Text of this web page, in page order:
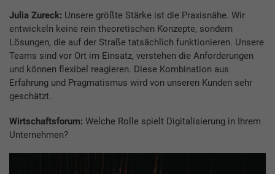
Julia Zureck: Unsere größte Stärke ist die Praxisnähe. Wir
entwickeln keine rein theoretischen Konzepte, sondern
Lösungen, die auf der Straße tatsächlich funktionieren. Unsere
Teams sind vor Ort im Einsatz, verstehen die Anforderungen
und können flexibel reagieren. Diese Kombination aus
Erfahrung und Pragmatismus wird von unseren Kunden sehr
geschätzt.
Wirtschaftsforum: Welche Rolle spielt Digitalisierung in Ihrem
Unternehmen?